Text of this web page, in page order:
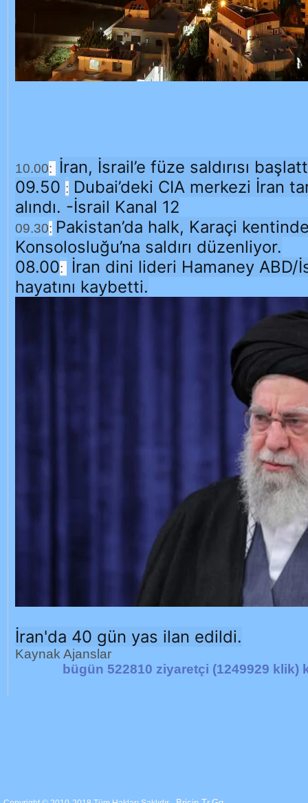
10.00:
İran, İsrail’e füze saldırısı
09.50 : Dubai’deki CIA merkezi İran
alındı. -İsrail Kanal 12
09.30: Pakistan’da halk, Karaçi
Konsolosluğu’na saldırı düzenliyor.
08.00:
İran dini lideri Hamaney ABD/
hayatını kaybetti.
İran'da 40 gün yas ilan edildi.
Kaynak Ajanslar
bügün 522810 ziyaretçi (1249929 klik)